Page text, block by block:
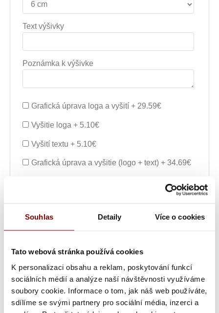
Souhlas Detaily Více o cookies
Tato webová stránka používá cookies
K personalizaci obsahu a reklam, poskytování funkcí
sociálních médií a analýze naší návštěvnosti využíváme
soubory cookie. Informace o tom, jak náš web používáte,
sdílíme se svými partnery pro sociální média, inzerci a
Text výšivky
Poznámka k výšivke
Grafická úprava loga a vyšití + 29.59€
Vyšitie loga + 5.10€
Vyšití textu + 5.10€
Grafická úprava a vyšitie (logo + text) + 34.69€
Vyšitie loga a textu (bez grafickej úpravy) +
73,06€ ks
Vložiť do košíka s